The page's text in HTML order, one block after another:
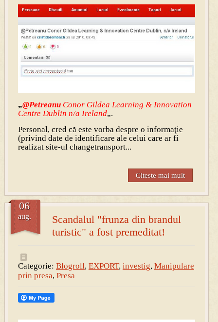
„@Petreanu Conor Gildea Learning & Innovation
Centre Dublin n/a Ireland„.
Personal, cred că este vorba despre o informaţie
(privind date de identificare ale celui care ar fi
realizat site-ul changetransport...
Citeste mai mult
Scandalul "frunza din brandul
turistic" a fost premeditat!
06
aug.
Categorie: Blogroll, EXPORT, investig, Manipulare
prin presa, Presa